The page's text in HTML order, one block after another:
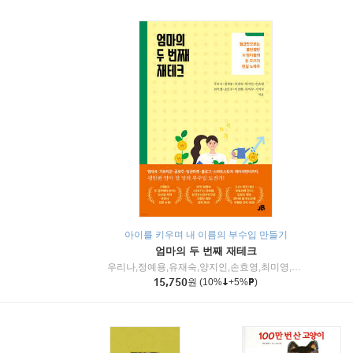
아이를 키우며 내 이름의 부수입 만들기
엄마의 두 번째 재테크
우리나,정예용,유재숙,양지인,손효영,최미영,조민주,이진현,차미숙,서미숙 저
15,750원 (10% +5% )